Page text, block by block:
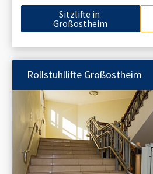
Sitzlifte in
Großostheim
Rollstuhllifte Großostheim